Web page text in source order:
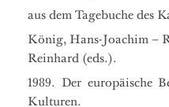
aus dem Tagebuche des
König, Hans-Joachim –
Reinhard (eds.).
1989. Der europäische
Kulturen.